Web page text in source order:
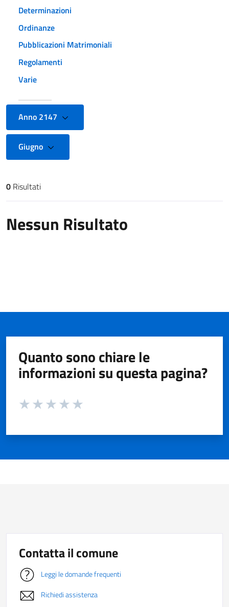
Determinazioni
Ordinanze
Pubblicazioni Matrimoniali
Regolamenti
Varie
Anno 2147
Giugno
Risultati di ricerca
0 Risultati
Nessun Risultato
Quanto sono chiare le
informazioni su questa pagina?
Valuta da 1 a 5 stelle la pagina
Contatta il comune
Leggi le domande frequenti
Richiedi assistenza